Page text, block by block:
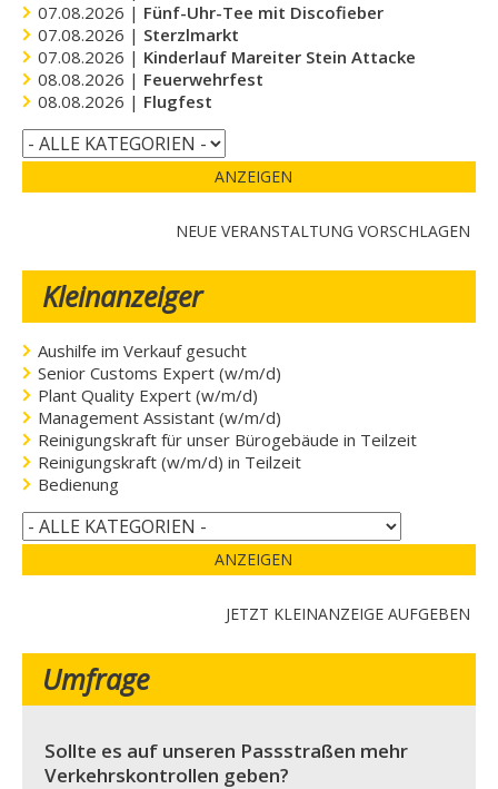
07.08.2026 | Fünf-Uhr-Tee mit Discofieber
07.08.2026 | Sterzlmarkt
07.08.2026 | Kinderlauf Mareiter Stein Attacke
08.08.2026 | Feuerwehrfest
08.08.2026 | Flugfest
ANZEIGEN
NEUE VERANSTALTUNG VORSCHLAGEN
Kleinanzeiger
Aushilfe im Verkauf gesucht
Senior Customs Expert (w/m/d)
Plant Quality Expert (w/m/d)
Management Assistant (w/m/d)
Reinigungskraft für unser Bürogebäude in Teilzeit
Reinigungskraft (w/m/d) in Teilzeit
Bedienung
ANZEIGEN
JETZT KLEINANZEIGE AUFGEBEN
Umfrage
Sollte es auf unseren Passstraßen mehr
Verkehrskontrollen geben?